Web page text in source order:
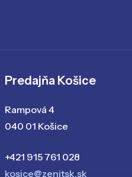
Predajňa Košice
Rampová 4
040 01 Košice
+421 915 761 028
kosice@zenitsk.sk